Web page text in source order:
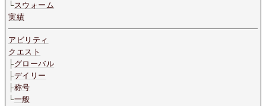
└スウォーム
実績
アビリティ
クエスト
├グローバル
├デイリー
├称号
└一般